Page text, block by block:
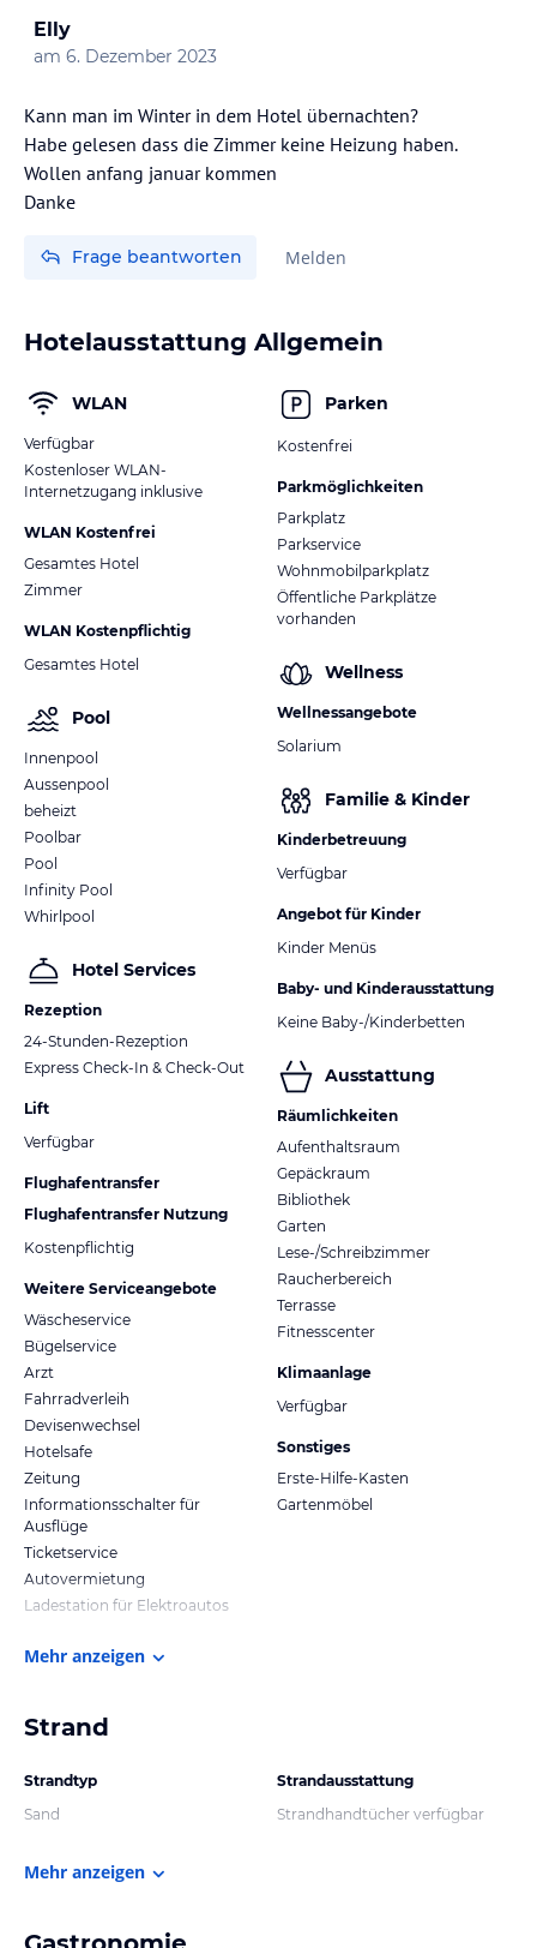
Elly
am 6. Dezember 2023
Kann man im Winter in dem Hotel übernachten?
Habe gelesen dass die Zimmer keine Heizung haben.
Wollen anfang januar kommen
Danke
Frage beantworten Melden
Hotelausstattung Allgemein
WLAN
Verfügbar
Kostenloser WLAN-
Internetzugang inklusive
WLAN Kostenfrei
Gesamtes Hotel
Zimmer
WLAN Kostenpflichtig
Gesamtes Hotel
Pool
Innenpool
Aussenpool
beheizt
Poolbar
Pool
Infinity Pool
Whirlpool
Hotel Services
Rezeption
24-Stunden-Rezeption
Express Check-In & Check-Out
Lift
Verfügbar
Flughafentransfer
Flughafentransfer Nutzung
Kostenpflichtig
Weitere Serviceangebote
Wäscheservice
Bügelservice
Arzt
Fahrradverleih
Devisenwechsel
Hotelsafe
Zeitung
Informationsschalter für
Ausflüge
Ticketservice
Autovermietung
Ladestation für Elektroautos
Parken
Kostenfrei
Parkmöglichkeiten
Parkplatz
Parkservice
Wohnmobilparkplatz
Öffentliche Parkplätze
vorhanden
Wellness
Wellnessangebote
Solarium
Familie & Kinder
Kinderbetreuung
Verfügbar
Angebot für Kinder
Kinder Menüs
Baby- und Kinderausstattung
Keine Baby-/Kinderbetten
Ausstattung
Räumlichkeiten
Aufenthaltsraum
Gepäckraum
Bibliothek
Garten
Lese-/Schreibzimmer
Raucherbereich
Terrasse
Fitnesscenter
Klimaanlage
Verfügbar
Sonstiges
Erste-Hilfe-Kasten
Gartenmöbel
Mehr anzeigen
Strand
Strandtyp
Sand
Strandausstattung
Strandhandtücher verfügbar
Mehr anzeigen